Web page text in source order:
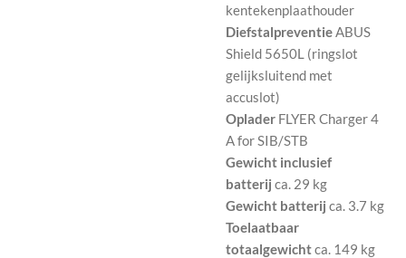
kentekenplaathouder
DiefstalpreventieABUS
Shield 5650L (ringslot
gelijksluitend met
accuslot)
Oplader FLYER Charger 4
A for SIB/STB
Gewicht inclusief
batterij ca. 29 kg
Gewicht batterij ca. 3.7 kg
Toelaatbaar
totaalgewichtca. 149 kg